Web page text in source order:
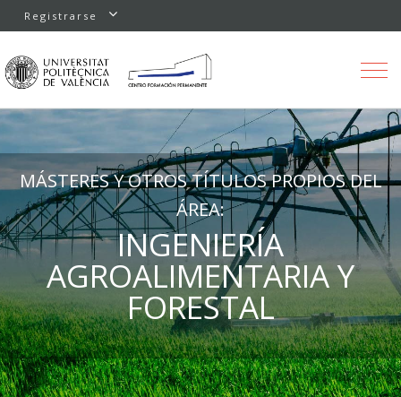
Registrarse
Toggle
MÁSTERES Y OTROS TÍTULOS PROPIOS DEL
ÁREA:
INGENIERÍA
AGROALIMENTARIA Y
FORESTAL